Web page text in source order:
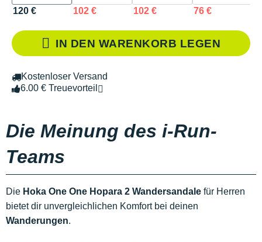
120 € 102 € 102 € 76 €
IN DEN WARENKORB LEGEN
Kostenloser Versand
6.00 € Treuevorteil
Die Meinung des i-Run-
Teams
Die Hoka One One Hopara 2 Wandersandale für Herren
bietet dir unvergleichlichen Komfort bei deinen
Wanderungen.